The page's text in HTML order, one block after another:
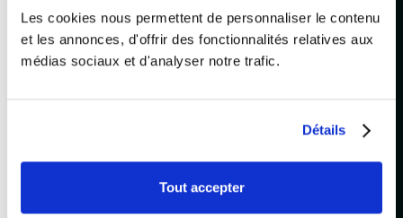
Les cookies nous permettent de personnaliser le contenu
et les annonces, d'offrir des fonctionnalités relatives aux
médias sociaux et d'analyser notre trafic.
Détails
Tout accepter
APPLE MUSIC